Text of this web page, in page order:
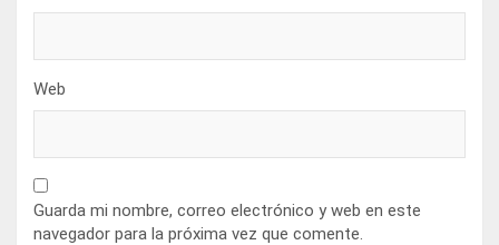
Web
Guarda mi nombre, correo electrónico y web en este
navegador para la próxima vez que comente.